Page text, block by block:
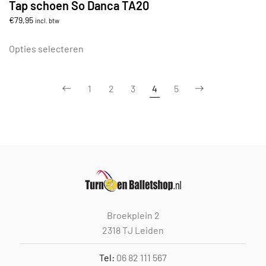
Tap schoen So Danca TA20
€79,95 incl. btw
Opties selecteren
variaties.
worden
op
productpagina
1 2 3 4 5
Broekplein 2
2318 TJ Leiden
Tel: 06 82 111 567